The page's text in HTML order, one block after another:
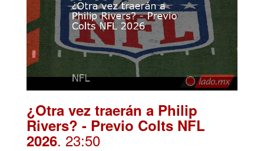
¿Otra vez traerán a Philip
Rivers? - Previo Colts NFL
2026. 23:50